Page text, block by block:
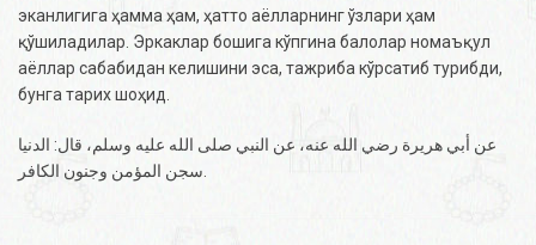
эканлигига ҳамма ҳам, ҳатто аёлларнинг ўзлари ҳам
қўшиладилар. Эркаклар бошига кўпгина балолар номаъқул
аёллар сабабидан келишини эса, тажриба кўрсатиб турибди,
бунга тарих шоҳид.
عن أبي هريرة رضي الله عنه، عن النبي صلى الله عليه وسلم، قال: الدنيا